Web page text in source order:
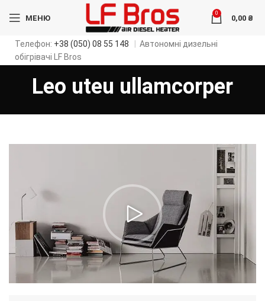
МЕНЮ
0
0,00 ₴
Телефон: +38 (050) 08 55 148
Автономні дизельні
обігрівачі LF Bros
Leo uteu ullamcorper